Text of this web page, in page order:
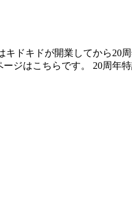
ドキドが開業してから20
ジはこちらです。 20周年